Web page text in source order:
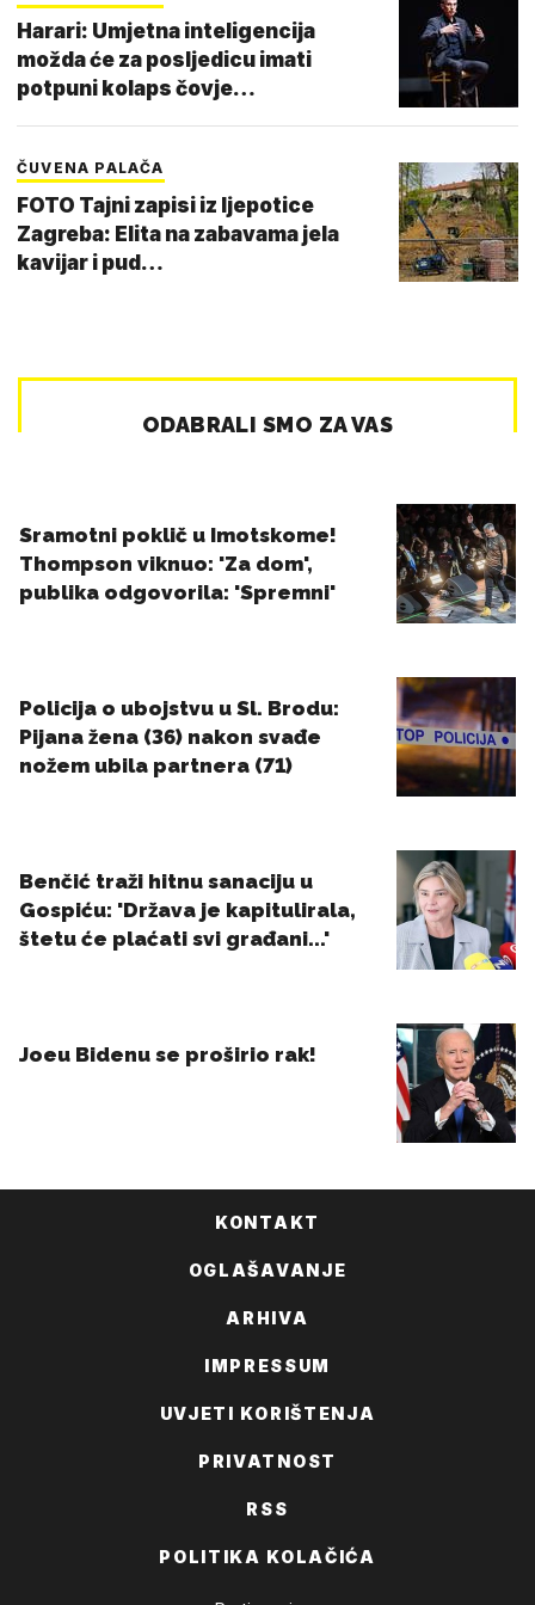
Harari: Umjetna inteligencija
možda će za posljedicu imati
potpuni kolaps čovje…
ČUVENA PALAČA
FOTO Tajni zapisi iz ljepotice
Zagreba: Elita na zabavama jela
kavijar i pud…
KONTAKT
OGLAŠAVANJE
ARHIVA
IMPRESSUM
UVJETI KORIŠTENJA
PRIVATNOST
RSS
POLITIKA KOLAČIĆA